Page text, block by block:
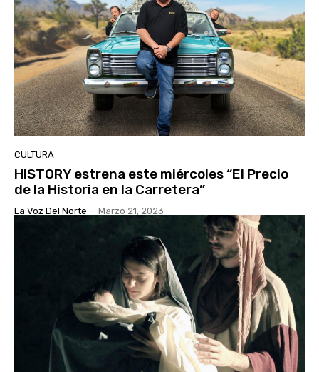
CULTURA
HISTORY estrena este miércoles “El Precio
de la Historia en la Carretera”
La Voz Del Norte - Marzo 21, 2023